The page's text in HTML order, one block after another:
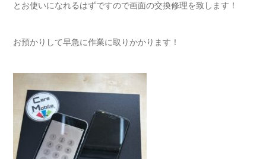
とお使いになれるはずですので画面の交換修理を致します！
お預かりして早急に作業に取りかかります！